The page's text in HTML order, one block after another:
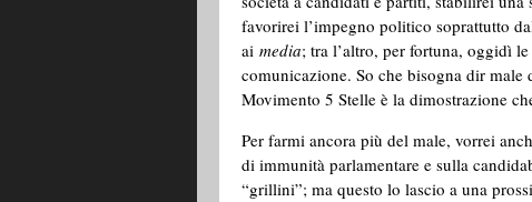
favorirei l’impegno politico soprattutto
ai media; tra l’altro, per fortuna, oggidì
comunicazione. So che bisogna dir
Movimento 5 Stelle è la dimostrazione
Per farmi ancora più del male, vorrei
di immunità parlamentare e sulla
“grillini”; ma questo lo lascio a una